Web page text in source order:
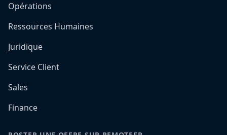
Opérations
Ressources Humaines
Juridique
Service Client
Sales
Finance